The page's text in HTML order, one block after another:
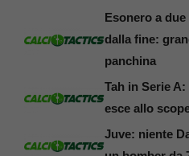
Esonero a
dalla fine:
panchina
Tah in Serie
esce allo
Juve: niente